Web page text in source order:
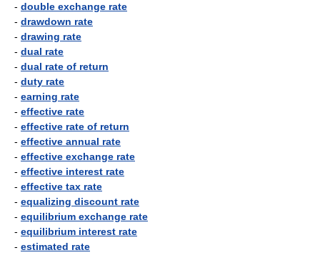
- double exchange rate
- drawdown rate
- drawing rate
- dual rate
- dual rate of return
- duty rate
- earning rate
- effective rate
- effective rate of return
- effective annual rate
- effective exchange rate
- effective interest rate
- effective tax rate
- equalizing discount rate
- equilibrium exchange rate
- equilibrium interest rate
- estimated rate